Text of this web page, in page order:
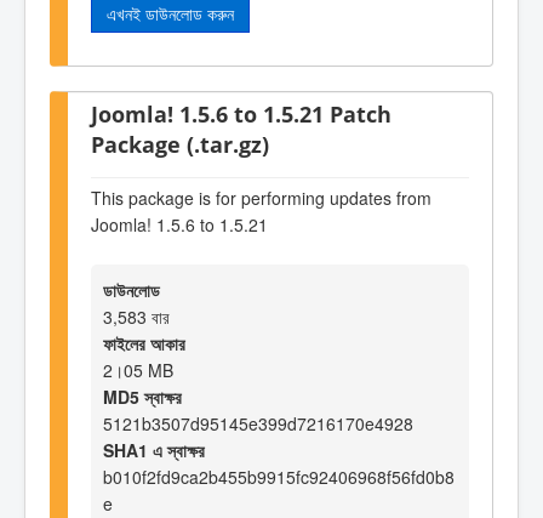
এখনই ডাউনলোড করুন
Joomla! 1.5.6 to 1.5.21 Patch
Package (.tar.gz)
This package is for performing updates from
Joomla! 1.5.6 to 1.5.21
ডাউনলোড
3,583 বার
ফাইলের আকার
2।05 MB
MD5 স্বাক্ষর
5121b3507d95145e399d7216170e4928
SHA1 এ স্বাক্ষর
b010f2fd9ca2b455b9915fc92406968f56fd0b8
e